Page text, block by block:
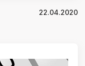
22.04.2020